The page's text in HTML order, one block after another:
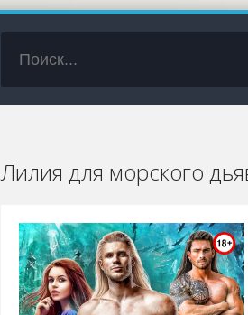
Лилия для морского